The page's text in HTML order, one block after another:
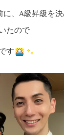
、A級昇級を決
たので
す